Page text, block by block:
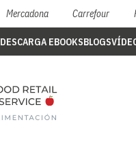
Mercadona Carrefour
DESCARGA EBOOKSBLOGS